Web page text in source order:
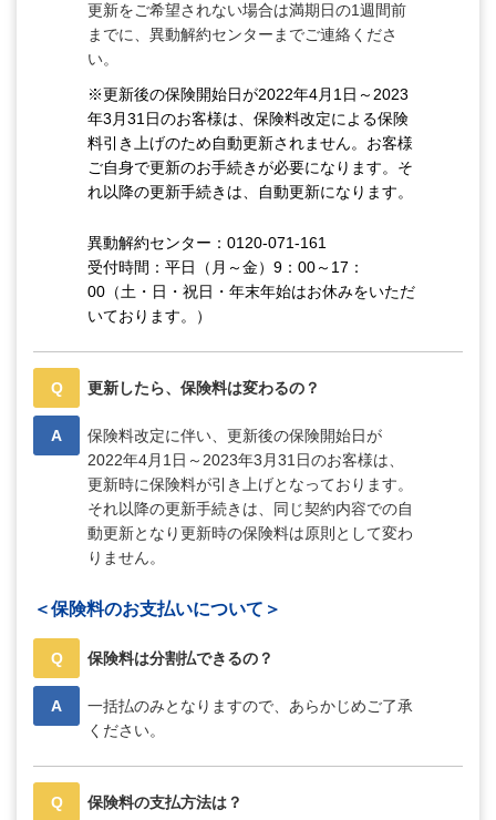
更新をご希望されない場合は満期日の1週間前
までに、異動解約センターまでご連絡くださ
い。
※更新後の保険開始日が2022年4月1日～2023
年3月31日のお客様は、保険料改定による保険
料引き上げのため自動更新されません。お客様
ご自身で更新のお手続きが必要になります。そ
れ以降の更新手続きは、自動更新になります。
異動解約センター：0120-071-161
受付時間：平日（月～金）9：00～17：
00（土・日・祝日・年末年始はお休みをいただ
いております。）
Q 更新したら、保険料は変わるの？
A
保険料改定に伴い、更新後の保険開始日が
2022年4月1日～2023年3月31日のお客様は、
更新時に保険料が引き上げとなっております。
それ以降の更新手続きは、同じ契約内容での自
動更新となり更新時の保険料は原則として変わ
りません。
＜保険料のお支払いについて＞
Q 保険料は分割払できるの？
A
一括払のみとなりますので、あらかじめご了承
ください。
Q 保険料の支払方法は？